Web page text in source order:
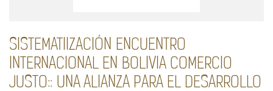
SISTEMATIIZACIÓN ENCUENTRO
INTERNACIONAL EN BOLIVIA COMERCIO
JUSTO:: UNA ALIANZA PARA EL DESARROLLO